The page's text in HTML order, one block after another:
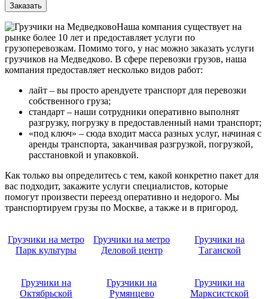
Заказать
Наша компания существует на
рынке более 10 лет и предоставляет услуги по
грузоперевозкам. Помимо того, у нас можно заказать услуги
грузчиков на Медведково. В сфере перевозки грузов, наша
компания предоставляет несколько видов работ:
лайт – вы просто арендуете транспорт для перевозки
собственного груза;
стандарт – наши сотрудники оперативно выполнят
разгрузку, погрузку в предоставленный нами транспорт;
«под ключ» – сюда входит масса разных услуг, начиная с
аренды транспорта, заканчивая разгрузкой, погрузкой,
расстановкой и упаковкой.
Как только вы определитесь с тем, какой конкретно пакет для
вас подходит, закажите услуги специалистов, которые
помогут произвести переезд оперативно и недорого. Мы
транспортируем грузы по Москве, а также и в пригород.
Грузчики на метро
Парк культуры
Грузчики на метро
Деловой центр
Грузчики на
Таганской
Грузчики на
Октябрьской
Грузчики на
Румянцево
Грузчики на
Марксистской